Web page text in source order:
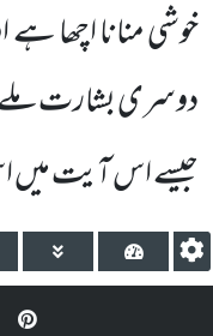
خوشی منانا اچھا ہے
دوسریبشارت ملے
جیسے اس آیت میں اس